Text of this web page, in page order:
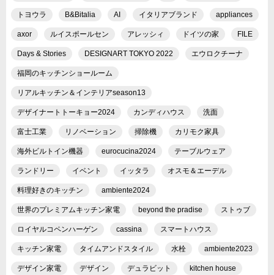
トヨウラ B&Bitalia AI イタリアブランド appliances
axor ルイスポールセン アレッシィ ドイツの家 FILE
Days & Stories DESIGNART TOKYO 2022 エウロクチーナ
福岡のキッチンショールーム
リアルキッチン＆インテリアseason13
デザイナートトーキョー2024 カンディハウス 洗面
富士工業 リノベーション 掃除機 カリモク家具
海外ビルトイン機器 eurocucina2024 テーブルウェア
ランドリー イベント イッタラ オスモ＆エーデル
料理好きのキッチン ambiente2024
世界のプレミアムキッチン家電 beyond the pradise ストゥブ
ロイヤルコペンハーゲン cassina スマートハウス
キッチン家電 タイムアンドスタイル 水栓 ambiente2023
デザイン家電 デザイン デュラビット kitchen house